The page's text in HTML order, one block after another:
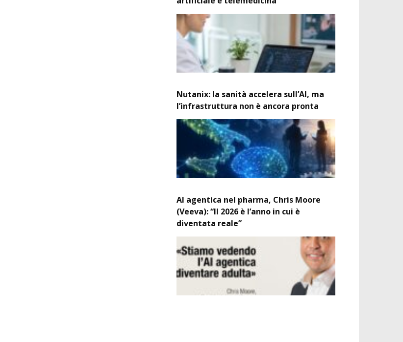
Nutanix: la sanità accelera sull’AI, ma
l’infrastruttura non è ancora pronta
AI agentica nel pharma, Chris Moore
(Veeva): “Il 2026 è l’anno in cui è
diventata reale”